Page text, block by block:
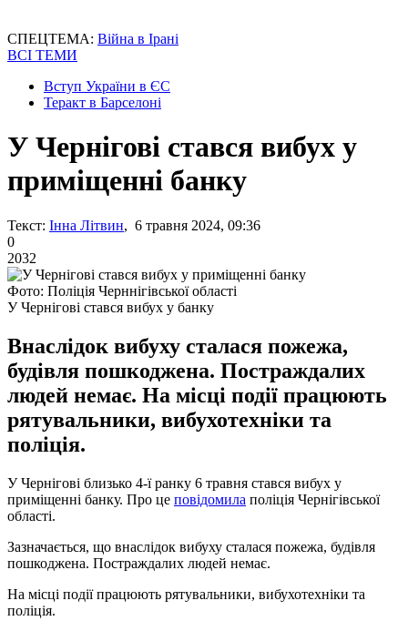
СПЕЦТЕМА: Війна в Ірані
ВСІ ТЕМИ
Вступ України в ЄС
Теракт в Барселоні
У Чернігові стався вибух у
приміщенні банку
Текст: Інна Літвин, 6 травня 2024, 09:36
0
2032
Фото: Поліція Черннігівської області
У Чернігові стався вибух у банку
Внаслідок вибуху сталася пожежа,
будівля пошкоджена. Постраждалих
людей немає. На місці події працюють
рятувальники, вибухотехніки та
поліція.
У Чернігові близько 4-ї ранку 6 травня стався вибух у
приміщенні банку. Про це повідомила поліція Чернігівської
області.
Зазначається, що внаслідок вибуху сталася пожежа, будівля
пошкоджена. Постраждалих людей немає.
На місці події працюють рятувальники, вибухотехніки та
поліція.